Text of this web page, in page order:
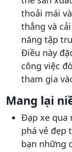
thoải mái
thẳng và
năng tập
Điều này
công việc
tham gia
Mang lại
Đạp xe qua
phá vẻ đẹp
bạn những